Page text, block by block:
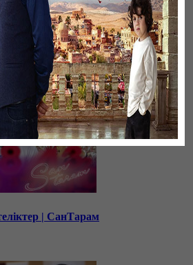
| СанТарам
| СанТарам